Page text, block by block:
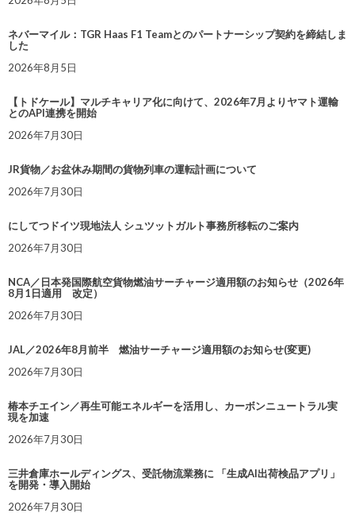
ネバーマイル：TGR Haas F1 Teamとのパートナーシップ契約を締結しま
した
2026年8月5日
【トドケール】マルチキャリア化に向けて、2026年7月よりヤマト運輸
とのAPI連携を開始
2026年7月30日
JR貨物／お盆休み期間の貨物列車の運転計画について
2026年7月30日
にしてつドイツ現地法人 シュツットガルト事務所移転のご案内
2026年7月30日
NCA／日本発国際航空貨物燃油サーチャージ適用額のお知らせ（2026年
8月1日適用 改定）
2026年7月30日
JAL／2026年8月前半 燃油サーチャージ適用額のお知らせ(変更)
2026年7月30日
椿本チエイン／再生可能エネルギーを活用し、カーボンニュートラル実
現を加速
2026年7月30日
三井倉庫ホールディングス、受託物流業務に 「生成AI出荷検品アプリ」
を開発・導入開始
2026年7月30日